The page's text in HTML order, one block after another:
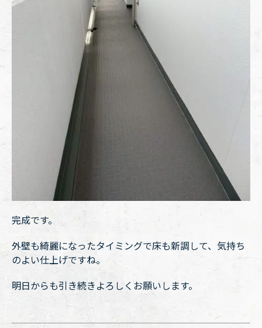
完成です。
外壁も綺麗になったタイミングで床も新調して、気持ち
のよい仕上げですね。
明日からも引き続きよろしくお願いします。